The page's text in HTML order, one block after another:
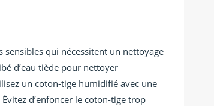
sensibles qui nécessitent un nettoyage
d’eau tiède pour nettoyer
un coton-tige humidifié avec une
d’enfoncer le coton-tige trop